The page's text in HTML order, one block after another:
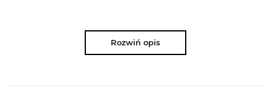
Rozwiń opis